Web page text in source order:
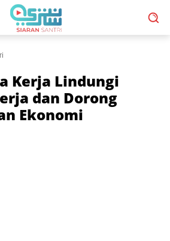
Kerja Lindungi
dan Dorong
Ekonomi